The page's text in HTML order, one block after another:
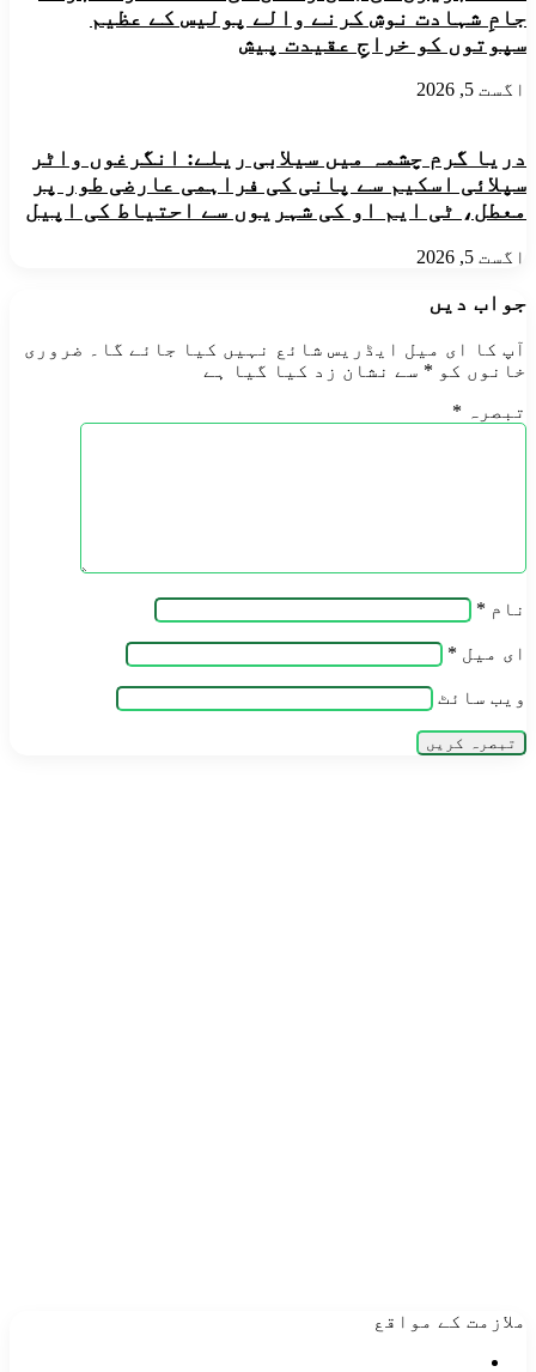
جامِ شہادت نوش کرنے والے پولیس کے عظیم
سپوتوں کو خراجِ عقیدت پیش
اگست 5, 2026
دریا گرم چشمہ میں سیلابی ریلے: انگرغوں واٹر
سپلائی اسکیم سے پانی کی فراہمی عارضی طور پر
معطل، ٹی ایم او کی شہریوں سے احتیاط کی اپیل
اگست 5, 2026
جواب دیں
آپ کا ای میل ایڈریس شائع نہیں کیا جائے گا۔
ضروری
خانوں کو * سے نشان زد کیا گیا ہے
تبصرہ *
نام *
ای میل *
ویب‌ سائٹ
ملازمت کے مواقع